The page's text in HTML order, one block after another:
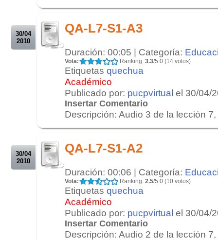
30/04
2010
QA-L7-S1-A3
Duración: 00:05 | Categoría:
Vota: Ranking: 3.3/5.0 (14 votos)
Etiquetas quechua
Académico
Publicado por: pucpvirtual el 30/04/
Insertar Comentario
Descripción: Audio 3 de la lección
30/04
2010
QA-L7-S1-A2
Duración: 00:06 | Categoría:
Vota: Ranking: 2.5/5.0 (10 votos)
Etiquetas quechua
Académico
Publicado por: pucpvirtual el 30/04/
Insertar Comentario
Descripción: Audio 2 de la lección